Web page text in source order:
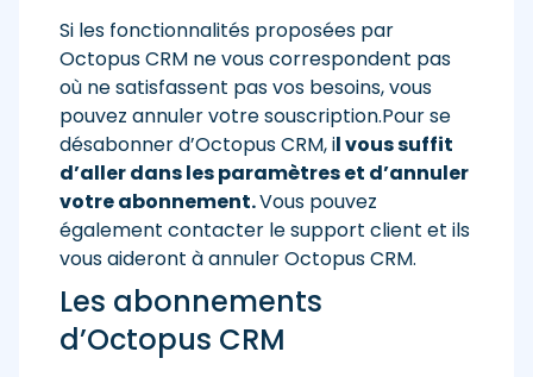
Si les fonctionnalités proposées par
Octopus CRM ne vous correspondent pas
où ne satisfassent pas vos besoins, vous
pouvez annuler votre souscription.Pour se
désabonner d’Octopus CRM, il vous suffit
d’aller dans les paramètres et d’annuler
votre abonnement.Vous pouvez
également contacter le support client et ils
vous aideront à annuler Octopus CRM.
Les abonnements
d’Octopus CRM